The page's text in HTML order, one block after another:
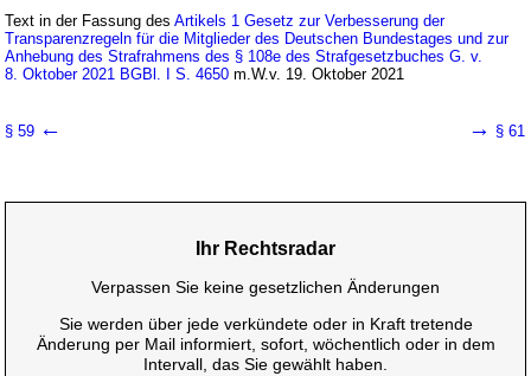
Text in der Fassung desArtikels 1 Gesetz zur Verbesserung der
Transparenzregeln für die Mitglieder des Deutschen Bundestages und zur
Anhebung des Strafrahmens des § 108e des Strafgesetzbuches G. v.
8. Oktober 2021 BGBl. I S. 4650 m.W.v. 19. Oktober 2021
§ 59 ← → § 61
Ihr Rechtsradar
Verpassen Sie keine gesetzlichen Änderungen
Sie werden über jede verkündete oder in Kraft tretende
Änderung per Mail informiert, sofort, wöchentlich oder in dem
Intervall, das Sie gewählt haben.